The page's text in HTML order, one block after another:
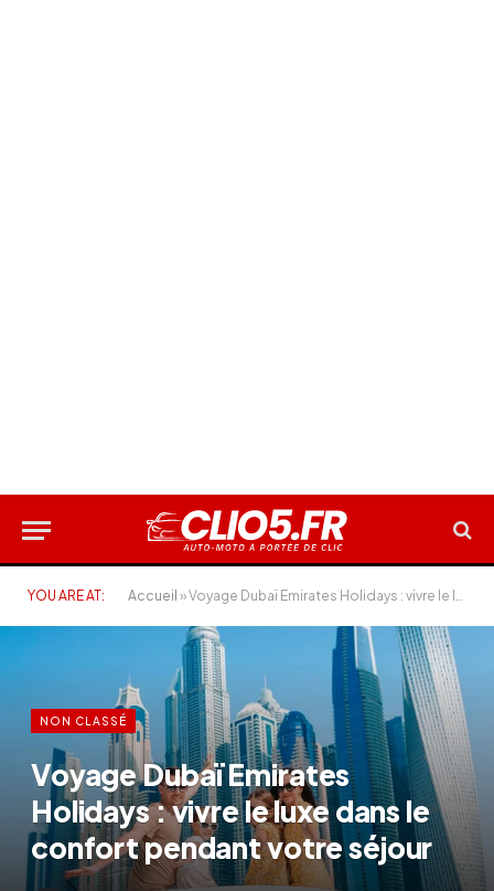
YOU ARE AT: Accueil »Voyage Dubaï Emirates Holidays : vivre le luxe dans le confort pendant votre séjour
NON CLASSÉ
Voyage Dubaï Emirates
Holidays : vivre le luxe dans le
confort pendant votre séjour